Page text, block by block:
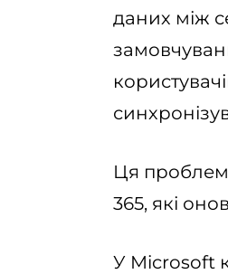
даних між
Ця
365, які
У Microsoft